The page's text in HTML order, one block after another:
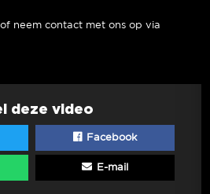
neem contact met ons op via
deze video
Facebook
E-mail